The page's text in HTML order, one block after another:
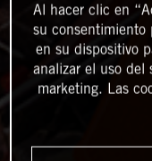
Al hacer clic en
su consentimiento
en su dispositivo
analizar el uso del
marketing. Las